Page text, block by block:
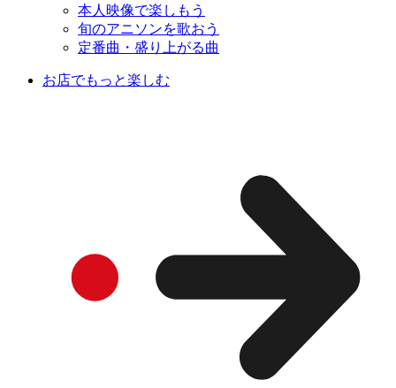
本人映像で楽しもう
旬のアニソンを歌おう
定番曲・盛り上がる曲
お店でもっと楽しむ